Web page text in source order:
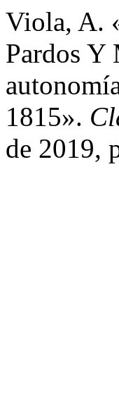
Viola, A.
Pardos Y
1815».
de 2019,